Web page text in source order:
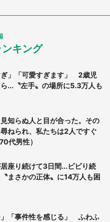
キング
ぎ」「可愛すぎます」 2歳児
...〝左手〟の場所に5.3万人も
見知らぬ人と目が合った。その
ねられ、私たちは2人ですぐ
代男性）
座り続けて3日間...ビビり続
まさかの正体〟に14万人も困
」「事件性を感じる」 ふわふ